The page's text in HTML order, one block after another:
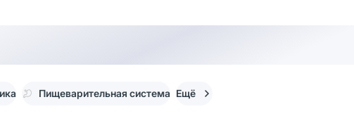
Пищеварительная система Ещё